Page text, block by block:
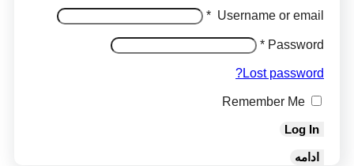
Username or email
*
Password
*
Lost password?
Remember Me
Log In
ادامه